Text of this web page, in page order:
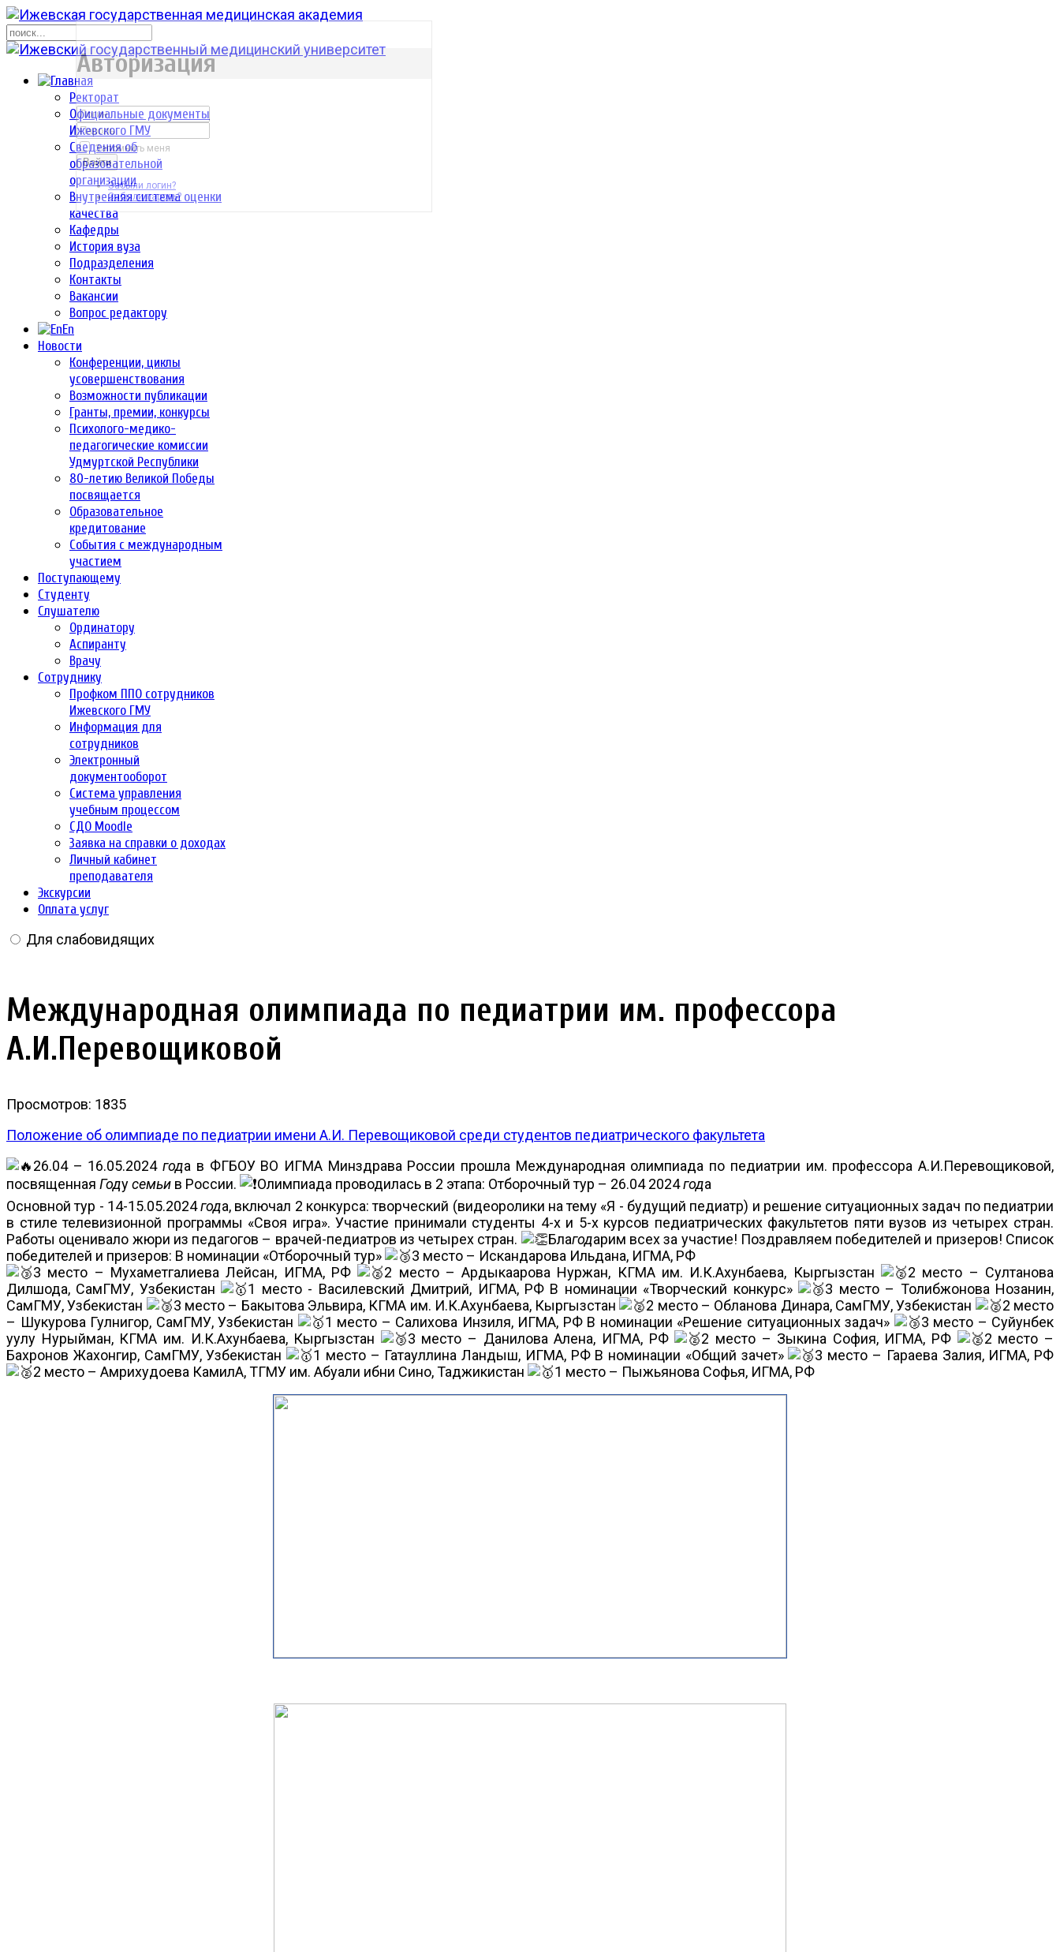
Ректорат
Официальные документы
Ижевского ГМУ
Сведения об
образовательной
организации
Внутренняя система оценки
качества
Кафедры
История вуза
Подразделения
Контакты
Вакансии
Вопрос редактору
En
Новости
Конференции, циклы
усовершенствования
Возможности публикации
Гранты, премии, конкурсы
Психолого-медико-
педагогические комиссии
Удмуртской Республики
80-летию Великой Победы
посвящается
Образовательное
кредитование
События с международным
участием
Поступающему
Студенту
Слушателю
Ординатору
Аспиранту
Врачу
Сотруднику
Профком ППО сотрудников
Ижевского ГМУ
Информация для
сотрудников
Электронный
документооборот
Система управления
учебным процессом
СДО Moodle
Заявка на справки о доходах
Личный кабинет
преподавателя
Экскурсии
Оплата услуг
Для слабовидящих
Международная олимпиада по педиатрии им. профессора
А.И.Перевощиковой
Просмотров: 1835
Положение об олимпиаде по педиатрии имени А.И. Перевощиковой среди студентов педиатрического факультета
26.04 – 16.05.2024года в ФГБОУ ВО ИГМА Минздрава России прошла Международная олимпиада по педиатрии им. профессора А.И.Перевощиковой,
посвященная Годусемьи в России. Олимпиада проводилась в 2 этапа: Отборочный тур – 26.04 2024года
Основной тур - 14-15.05.2024года, включал 2 конкурса: творческий (видеоролики на тему «Я - будущий педиатр) и решение ситуационных задач по педиатрии
в стиле телевизионной программы «Своя игра». Участие принимали студенты 4-х и 5-х курсов педиатрических факультетов пяти вузов из четырех стран.
Работы оценивало жюри из педагогов – врачей-педиатров из четырех стран.
Благодарим всех за участие! Поздравляем победителей и призеров! Список
победителей и призеров: В номинации «Отборочный тур»
3 место – Искандарова Ильдана, ИГМА, РФ
3 место – Мухаметгалиева Лейсан, ИГМА, РФ
2 место – Ардыкаарова Нуржан, КГМА им. И.К.Ахунбаева, Кыргызстан
2 место – Султанова
Дилшода, СамГМУ, Узбекистан
1 место - Василевский Дмитрий, ИГМА, РФ В номинации «Творческий конкурс»
3 место – Толибжонова Нозанин,
СамГМУ, Узбекистан
3 место – Бакытова Эльвира, КГМА им. И.К.Ахунбаева, Кыргызстан 2 место – Обланова Динара, СамГМУ, Узбекистан
2 место
– Шукурова Гулнигор, СамГМУ, Узбекистан
1 место – Салихова Инзиля, ИГМА, РФ В номинации «Решение ситуационных задач»
3 место – Суйунбек
уулу Нурыйман, КГМА им. И.К.Ахунбаева, Кыргызстан
3 место – Данилова Алена, ИГМА, РФ 2 место – Зыкина София, ИГМА, РФ
2 место –
Бахронов Жахонгир, СамГМУ, Узбекистан
1 место – Гатауллина Ландыш, ИГМА, РФ В номинации «Общий зачет»
3 место – Гараева Залия, ИГМА, РФ
2 место – Амрихудоева КамилА, ТГМУ им. Абуали ибни Сино, Таджикистан
1 место – Пыжьянова Софья, ИГМА, РФ
р
Авторизация
Запомнить меня
Войти
Забыли логин?
Забыли пароль?